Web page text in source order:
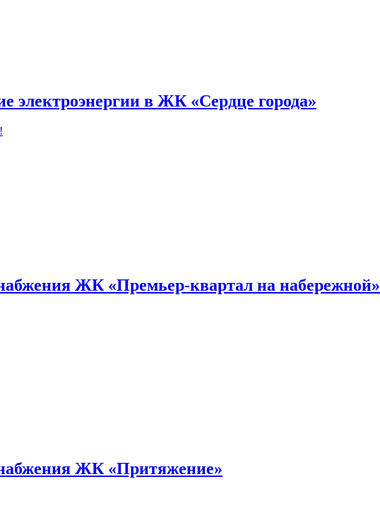
электроэнергии в ЖК «Сердце города»
ЖК «Премьер-квартал на набережной»
ЖК «Притяжение»